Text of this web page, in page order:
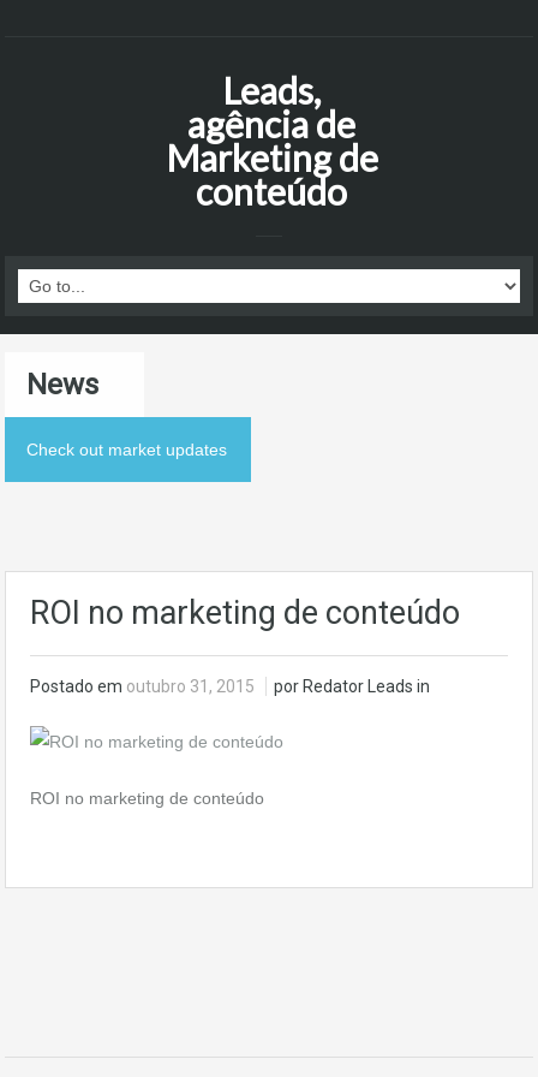
Leads,
agência de
Marketing de
conteúdo
News
Check out market updates
ROI no marketing de conteúdo
Postado em outubro 31, 2015 por Redator Leads in
ROI no marketing de conteúdo